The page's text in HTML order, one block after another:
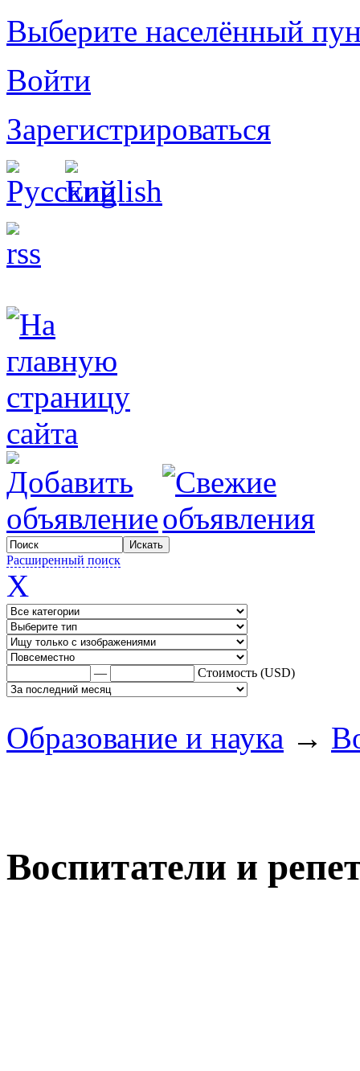
Выберите населённый
Войти
Зарегистрироваться
Расширенный поиск
X
— Стоимость (USD)
Образование и наука →
Воспитатели и